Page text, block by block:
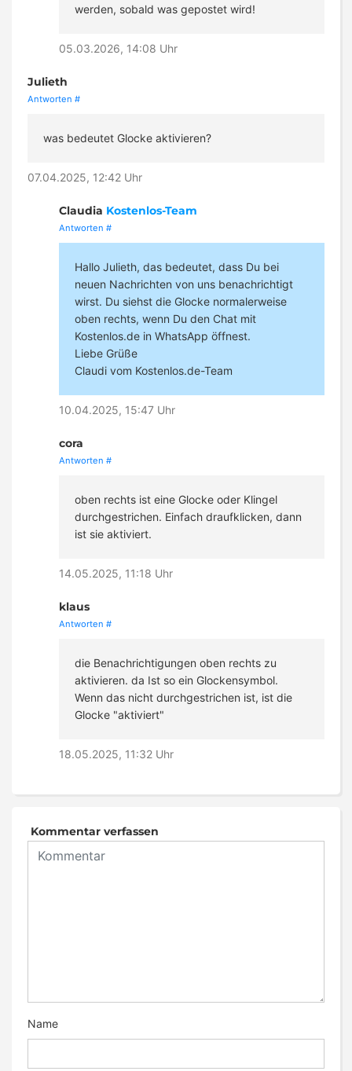
werden, sobald was gepostet wird!
05.03.2026, 14:08 Uhr
Julieth
Antworten #
was bedeutet Glocke aktivieren?
07.04.2025, 12:42 Uhr
Claudia Kostenlos-Team
Antworten #
Hallo Julieth, das bedeutet, dass Du bei
neuen Nachrichten von uns benachrichtigt
wirst. Du siehst die Glocke normalerweise
oben rechts, wenn Du den Chat mit
Kostenlos.de in WhatsApp öffnest.
Liebe Grüße
Claudi vom Kostenlos.de-Team
10.04.2025, 15:47 Uhr
cora
Antworten #
oben rechts ist eine Glocke oder Klingel
durchgestrichen. Einfach draufklicken, dann
ist sie aktiviert.
14.05.2025, 11:18 Uhr
klaus
Antworten #
die Benachrichtigungen oben rechts zu
aktivieren. da Ist so ein Glockensymbol.
Wenn das nicht durchgestrichen ist, ist die
Glocke "aktiviert"
18.05.2025, 11:32 Uhr
Kommentar verfassen
Name